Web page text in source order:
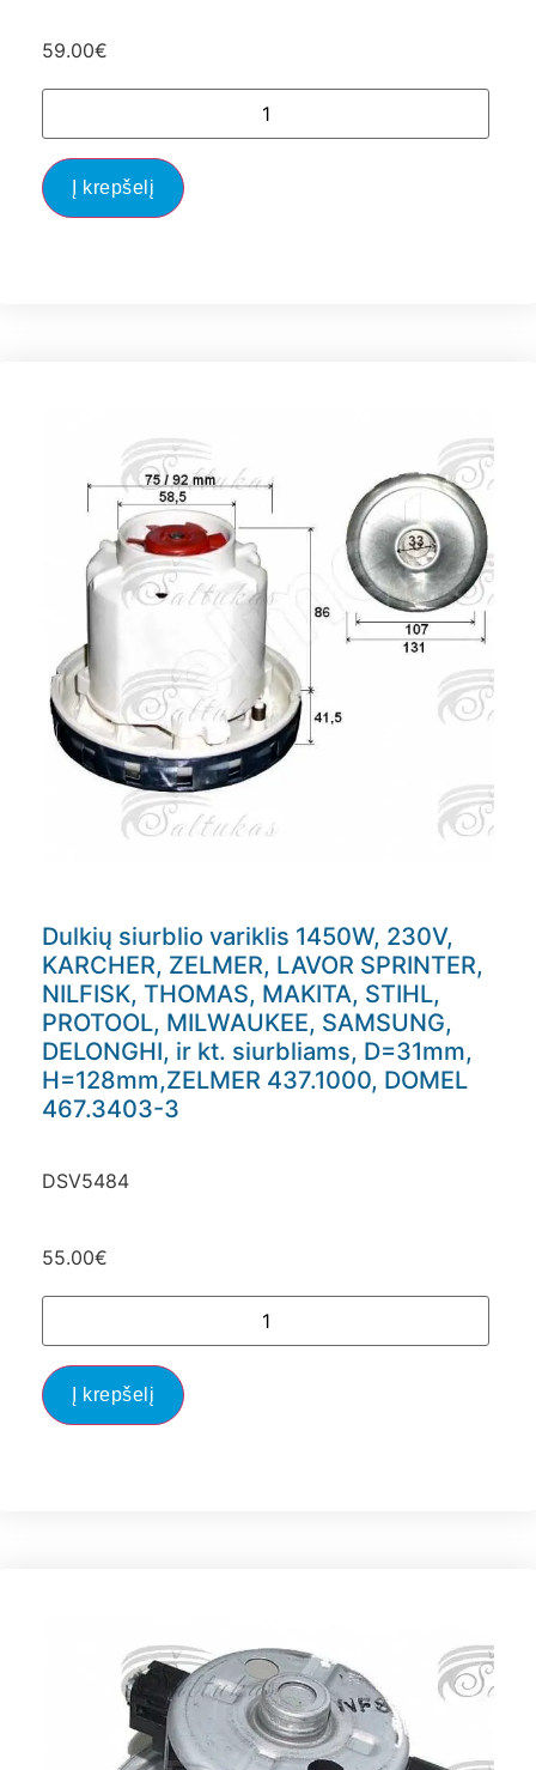
59.00€
Į krepšelį
Dulkių siurblio variklis 1450W, 230V,
KARCHER, ZELMER, LAVOR SPRINTER,
NILFISK, THOMAS, MAKITA, STIHL,
PROTOOL, MILWAUKEE, SAMSUNG,
DELONGHI, ir kt. siurbliams, D=31mm,
H=128mm,ZELMER 437.1000, DOMEL
467.3403-3
DSV5484
55.00€
Į krepšelį